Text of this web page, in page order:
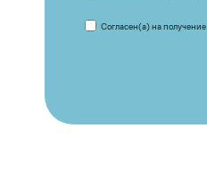
Согласен(а) на получение